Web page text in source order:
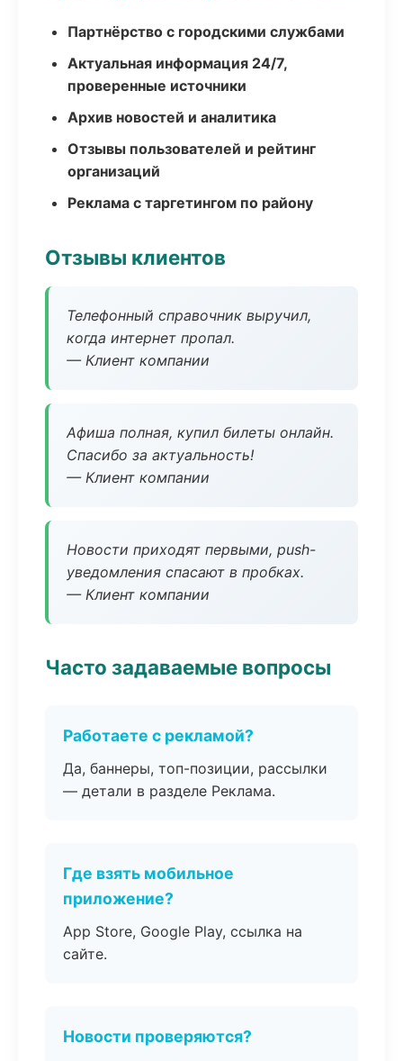
Партнёрство с городскими службами
Актуальная информация 24/7,
проверенные источники
Архив новостей и аналитика
Отзывы пользователей и рейтинг
организаций
Реклама с таргетингом по району
Отзывы клиентов
Телефонный справочник выручил,
когда интернет пропал.
— Клиент компании
Афиша полная, купил билеты онлайн.
Спасибо за актуальность!
— Клиент компании
Новости приходят первыми, push-
уведомления спасают в пробках.
— Клиент компании
Часто задаваемые вопросы
Работаете с рекламой?
Да, баннеры, топ-позиции, рассылки
— детали в разделе Реклама.
Где взять мобильное
приложение?
App Store, Google Play, ссылка на
сайте.
Новости проверяются?